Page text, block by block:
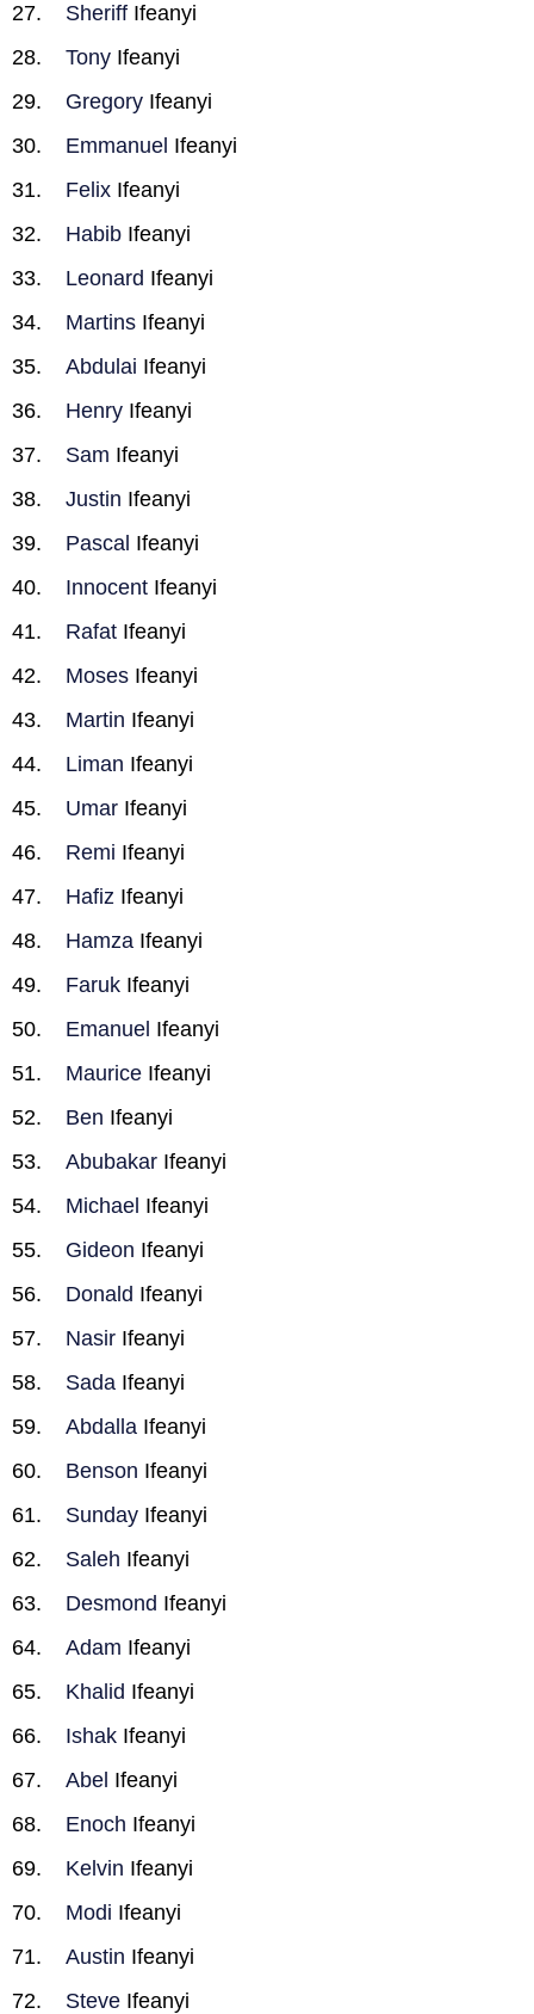
Sheriff Ifeanyi
Tony Ifeanyi
Gregory Ifeanyi
Emmanuel Ifeanyi
Felix Ifeanyi
Habib Ifeanyi
Leonard Ifeanyi
Martins Ifeanyi
Abdulai Ifeanyi
Henry Ifeanyi
Sam Ifeanyi
Justin Ifeanyi
Pascal Ifeanyi
Innocent Ifeanyi
Rafat Ifeanyi
Moses Ifeanyi
Martin Ifeanyi
Liman Ifeanyi
Umar Ifeanyi
Remi Ifeanyi
Hafiz Ifeanyi
Hamza Ifeanyi
Faruk Ifeanyi
Emanuel Ifeanyi
Maurice Ifeanyi
Ben Ifeanyi
Abubakar Ifeanyi
Michael Ifeanyi
Gideon Ifeanyi
Donald Ifeanyi
Nasir Ifeanyi
Sada Ifeanyi
Abdalla Ifeanyi
Benson Ifeanyi
Sunday Ifeanyi
Saleh Ifeanyi
Desmond Ifeanyi
Adam Ifeanyi
Khalid Ifeanyi
Ishak Ifeanyi
Abel Ifeanyi
Enoch Ifeanyi
Kelvin Ifeanyi
Modi Ifeanyi
Austin Ifeanyi
Steve Ifeanyi